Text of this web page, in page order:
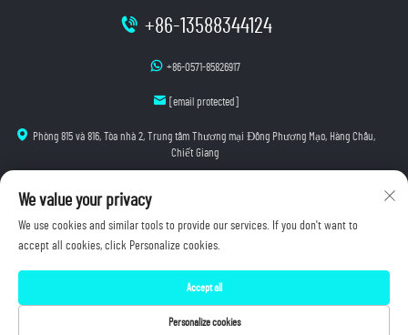
+86-13588344124
+86-0571-85826917
[email protected]
Phòng 815 và 816, Tòa nhà 2, Trung tâm Thương mại Đông Phương Mạo, Hàng Châu,
Chiết Giang
Chính sách bảo mật
We value your privacy
We use cookies and similar tools to provide our services. If you don't want to
accept all cookies, click Personalize cookies.
Personalize cookies
Accept all